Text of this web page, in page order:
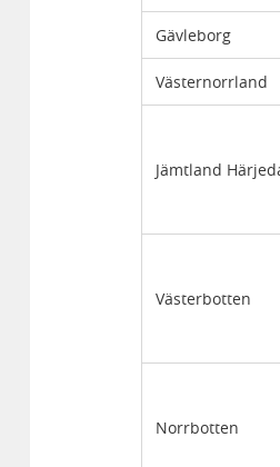
Gävleborg
Västernorrland
Jämtland
Västerbotten
Norrbotten